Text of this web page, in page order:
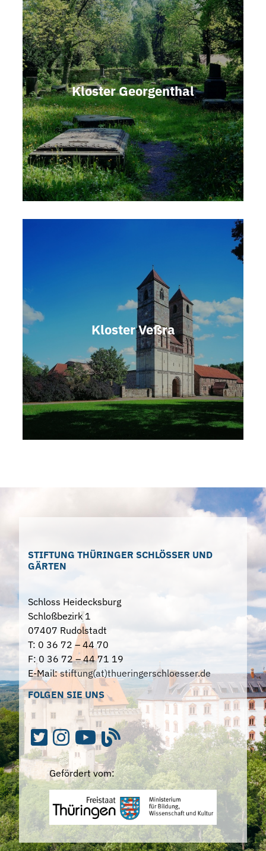
Kloster Georgenthal
Kloster Veßra
STIFTUNG THÜRINGER SCHLÖSSER UND
GÄRTEN
Schloss Heidecksburg
Schloßbezirk 1
07407 Rudolstadt
T: 0 36 72 – 44 70
F: 0 36 72 – 44 71 19
E-Mail:stiftung(at)thueringerschloesser.de
FOLGEN SIE UNS
Gefördert vom: